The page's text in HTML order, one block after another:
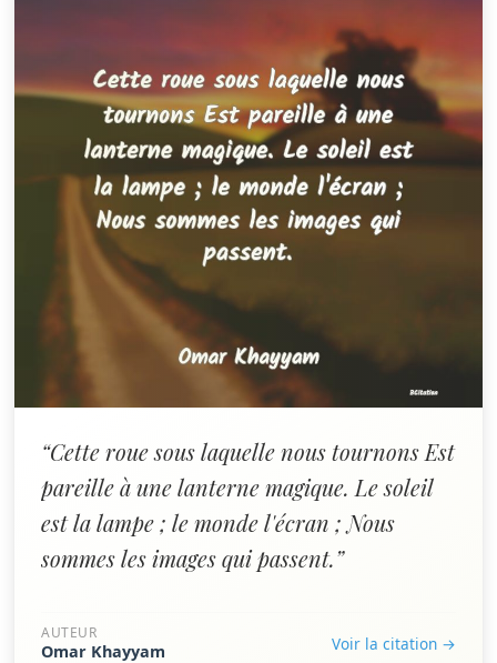
“Cette roue sous laquelle nous tournons Est
pareille à une lanterne magique. Le soleil
est la lampe ; le monde l'écran ; Nous
sommes les images qui passent.”
AUTEUR
Omar Khayyam Voir la citation →